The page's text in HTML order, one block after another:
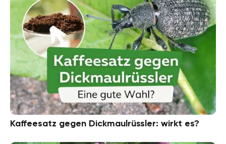
Kaffeesatz gegen Dickmaulrüssler: wirkt es?